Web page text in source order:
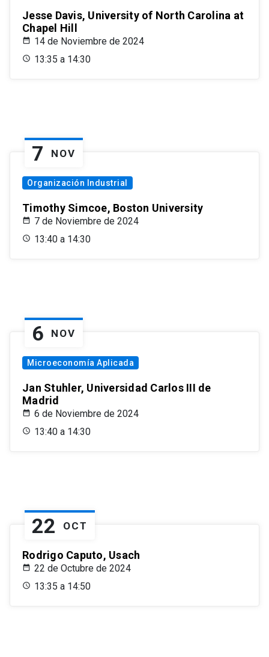
Jesse Davis, University of North Carolina at
Chapel Hill
14 de Noviembre de 2024
13:35 a 14:30
7 NOV
Organización Industrial
Timothy Simcoe, Boston University
7 de Noviembre de 2024
13:40 a 14:30
6 NOV
Microeconomía Aplicada
Jan Stuhler, Universidad Carlos III de
Madrid
6 de Noviembre de 2024
13:40 a 14:30
22 OCT
Rodrigo Caputo, Usach
22 de Octubre de 2024
13:35 a 14:50